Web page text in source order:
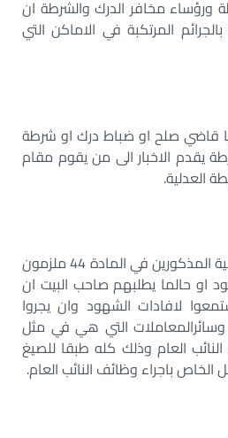
ورؤساء مخافر الدرك والشرطة ان
بالجرائم المرتكبة في الاماكن التي
قاضي صلح او ضباط درك او شرطة
يقدم الاخبار الى من يقوم مقام
العدلية.
ان موظفي الضابطة العدلية المذكورين في المادة 44 ملزمون
حالما يطلبهم صاحب البيت ان
لافادات الشهود وان يجروا
وسائرالمعاملات التي هي في مثل
العام وذلك كله طبقا للصيغ
الخاص باجراء وظائف النائب العام.